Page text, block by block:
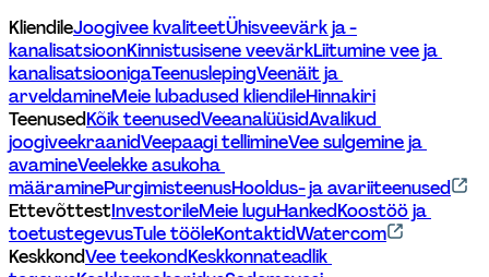
KliendileJoogivee kvaliteetÜhisveevärk ja -
kanalisatsioonKinnistusisene veevärkLiitumine vee ja
kanalisatsioonigaTeenuslepingVeenäit ja
arveldamineMeie lubadused kliendileHinnakiri
TeenusedKõik teenusedVeeanalüüsidAvalikud
joogiveekraanidVeepaagi tellimineVee sulgemine ja
avamineVeelekke asukoha
määraminePurgimisteenusHooldus- ja avariiteenused
EttevõttestInvestorileMeie luguHankedKoostöö ja
toetustegevusTule tööleKontaktidWatercom
KeskkondVee teekondKeskkonnateadlik